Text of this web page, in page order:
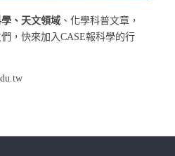
、天文領域 、化學科普文章，
，快來加入CASE報科學的行